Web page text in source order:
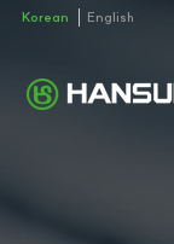
Korean English